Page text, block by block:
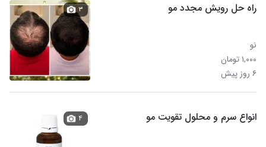
راه حل رویش مجدد مو
نو
۱,۰۰۰ تومان
۶ روز پیش
۳
انواع سرم و محلول تقویت مو ۴